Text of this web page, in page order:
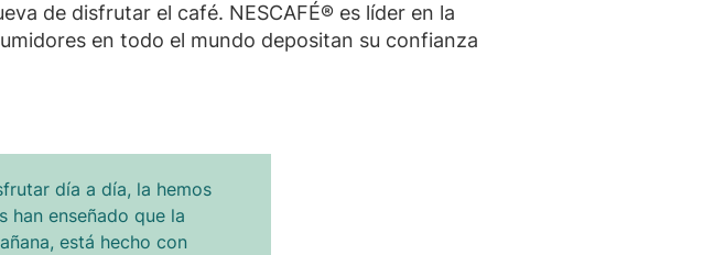
de disfrutar el café. NESCAFÉ® es líder en la
en todo el mundo depositan su confianza
día a día, la hemos
han enseñado que la
está hecho con